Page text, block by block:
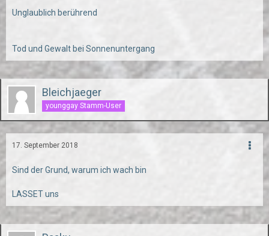
Unglaublich berührend
Tod und Gewalt bei Sonnenuntergang
Bleichjaeger
younggay Stamm-User
17. September 2018
Sind der Grund, warum ich wach bin
LASSET uns